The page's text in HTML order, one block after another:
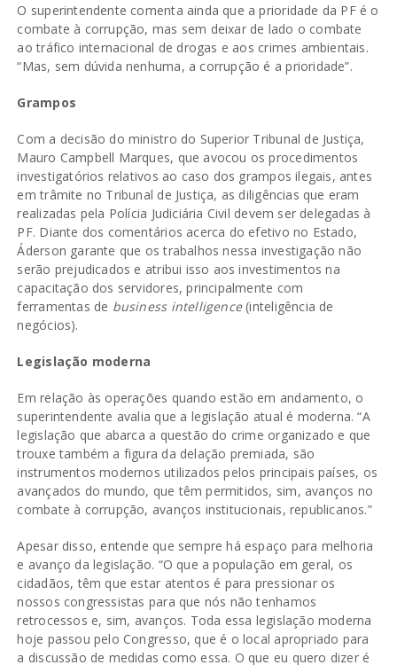
O superintendente comenta ainda que a prioridade da PF é o
combate à corrupção, mas sem deixar de lado o combate
ao tráfico internacional de drogas e aos crimes ambientais.
“Mas, sem dúvida nenhuma, a corrupção é a prioridade”.
Grampos
Com a decisão do ministro do Superior Tribunal de Justiça,
Mauro Campbell Marques, que avocou os procedimentos
investigatórios relativos ao caso dos grampos ilegais, antes
em trâmite no Tribunal de Justiça, as diligências que eram
realizadas pela Polícia Judiciária Civil devem ser delegadas à
PF. Diante dos comentários acerca do efetivo no Estado,
Áderson garante que os trabalhos nessa investigação não
serão prejudicados e atribui isso aos investimentos na
capacitação dos servidores, principalmente com
ferramentas de business intelligence(inteligência de
negócios).
Legislação moderna
Em relação às operações quando estão em andamento, o
superintendente avalia que a legislação atual é moderna. “A
legislação que abarca a questão do crime organizado e que
trouxe também a figura da delação premiada, são
instrumentos modernos utilizados pelos principais países, os
avançados do mundo, que têm permitidos, sim, avanços no
combate à corrupção, avanços institucionais, republicanos.”
Apesar disso, entende que sempre há espaço para melhoria
e avanço da legislação. “O que a população em geral, os
cidadãos, têm que estar atentos é para pressionar os
nossos congressistas para que nós não tenhamos
retrocessos e, sim, avanços. Toda essa legislação moderna
hoje passou pelo Congresso, que é o local apropriado para
a discussão de medidas como essa. O que eu quero dizer é